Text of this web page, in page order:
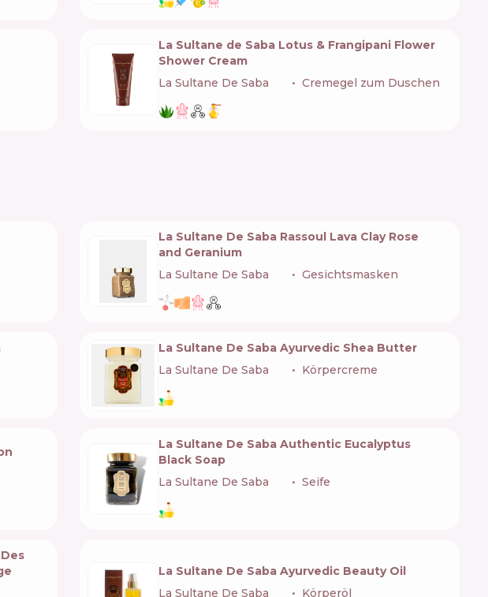
La Sultane de Saba Lotus & Frangipani Flower
Shower Cream
La Sultane De Saba
Cremegel zum Duschen
La Sultanе De Saba Rassoul Lava Clay Rose
and Geranium
La Sultane De Saba
Gesichtsmasken
La Sultane De Saba Ayurvedic Shea Butter
La Sultane De Saba
Körpercreme
La Sultane De Saba Authentic Eucalyptus
Black Soap
La Sultane De Saba
Seife
La Sultane De Saba Ayurvedic Beauty Oil
La Sultane De Saba
Körperöl